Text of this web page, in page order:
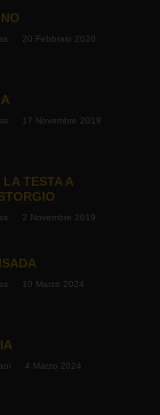
20 Febbraio 2020
17 Novembre 2019
LA TESTA A
2 Novembre 2019
10 Marzo 2024
4 Marzo 2024